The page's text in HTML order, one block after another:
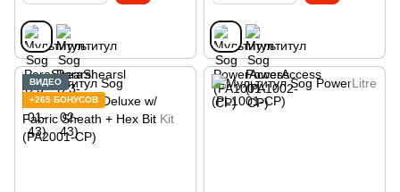
ВИДЕО
+265 БОНУСОВ